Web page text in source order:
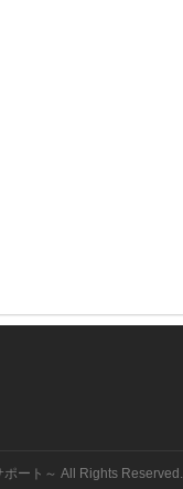
ート～ All Rights Reserved.